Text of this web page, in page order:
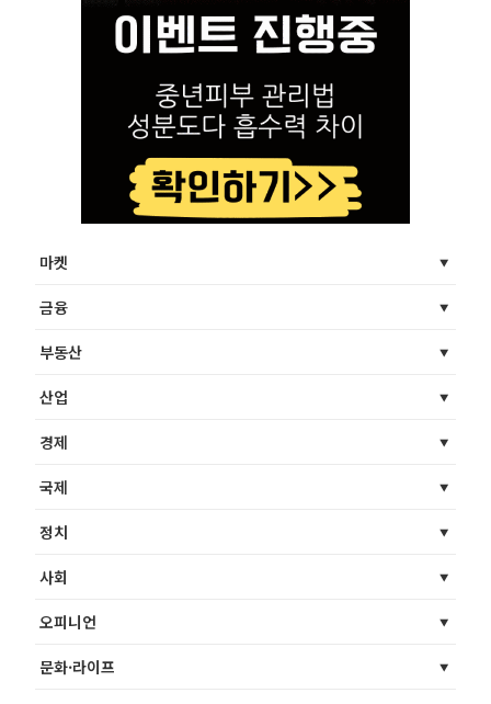
마켓
금융
부동산
산업
경제
국제
정치
사회
오피니언
문화·라이프